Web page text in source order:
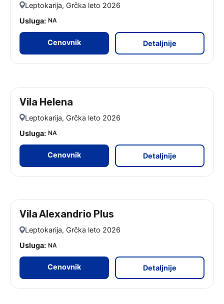
Leptokarija, Grčka leto 2026
Usluga: NA
Cenovnik Detaljnije
Vila Helena
Leptokarija, Grčka leto 2026
Usluga: NA
Cenovnik Detaljnije
Vila Alexandrio Plus
Leptokarija, Grčka leto 2026
Usluga: NA
Cenovnik Detaljnije